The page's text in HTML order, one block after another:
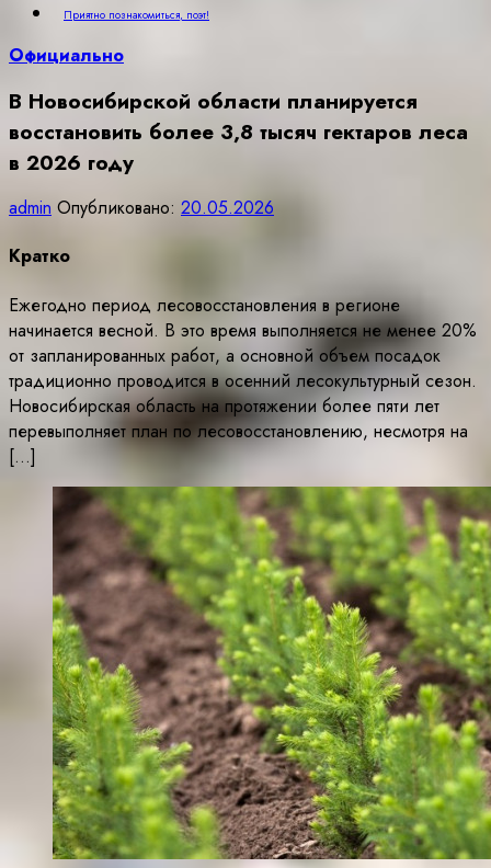
Приятно познакомиться, поэт!
Официально
В Новосибирской области планируется
восстановить более 3,8 тысяч гектаров леса
в 2026 году
admin Опубликовано: 20.05.2026
Кратко
Ежегодно период лесовосстановления в регионе
начинается весной. В это время выполняется не менее 20%
от запланированных работ, а основной объем посадок
традиционно проводится в осенний лесокультурный сезон.
Новосибирская область на протяжении более пяти лет
перевыполняет план по лесовосстановлению, несмотря на
[…]